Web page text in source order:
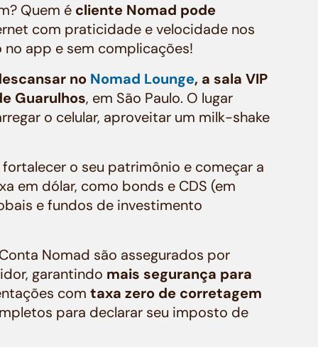
Quem é cliente Nomad pode
com praticidade e velocidade nos
no app e sem complicações!
no Nomad Lounge, a sala VIP
Guarulhos, em São Paulo. O lugar
o celular, aproveitar um milk-shake
o seu patrimônio e começar a
em dólar, como bonds e CDS (em
e fundos de investimento
Nomad são assegurados por
garantindo mais segurança para
comtaxa zero de corretagem
para declarar seu imposto de